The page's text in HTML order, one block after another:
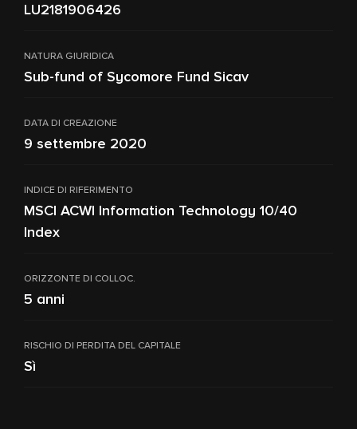
LU2181906426
NATURA GIURIDICA
Sub-fund of Sycomore Fund Sicav
DATA DI CREAZIONE
9 settembre 2020
INDICE DI RIFERIMENTO
MSCI ACWI Information Technology 10/40
Index
ORIZZONTE DI COLLOC.
5 anni
RISCHIO DI PERDITA DEL CAPITALE
Sì